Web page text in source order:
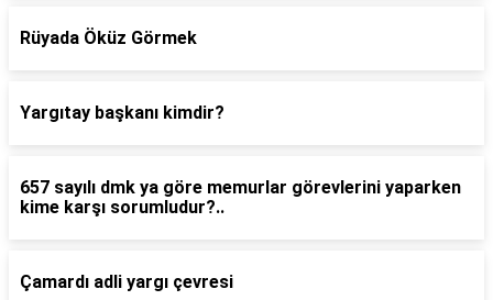
Rüyada Öküz Görmek
Yargıtay başkanı kimdir?
657 sayılı dmk ya göre memurlar görevlerini yaparken
kime karşı sorumludur?..
Çamardı adli yargı çevresi